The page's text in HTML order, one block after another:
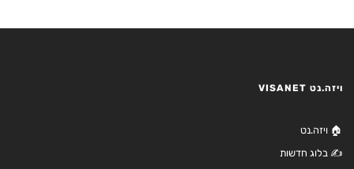
ויזה.נט VISANET
🏠 ויזה.נט
✍️ בלוג חדשות